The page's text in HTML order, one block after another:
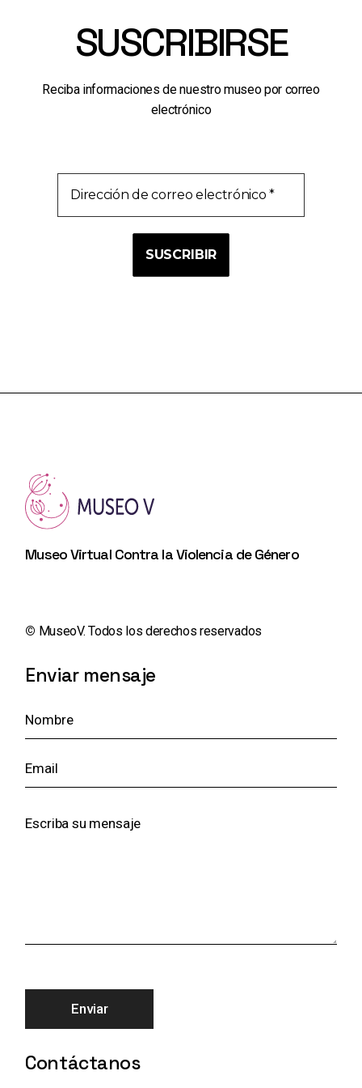
SUSCRIBIRSE
Reciba informaciones de nuestro museo por correo
electrónico
Museo Virtual Contra la Violencia de Género
©️ MuseoV. Todos los derechos reservados
Enviar mensaje
Enviar
Contáctanos